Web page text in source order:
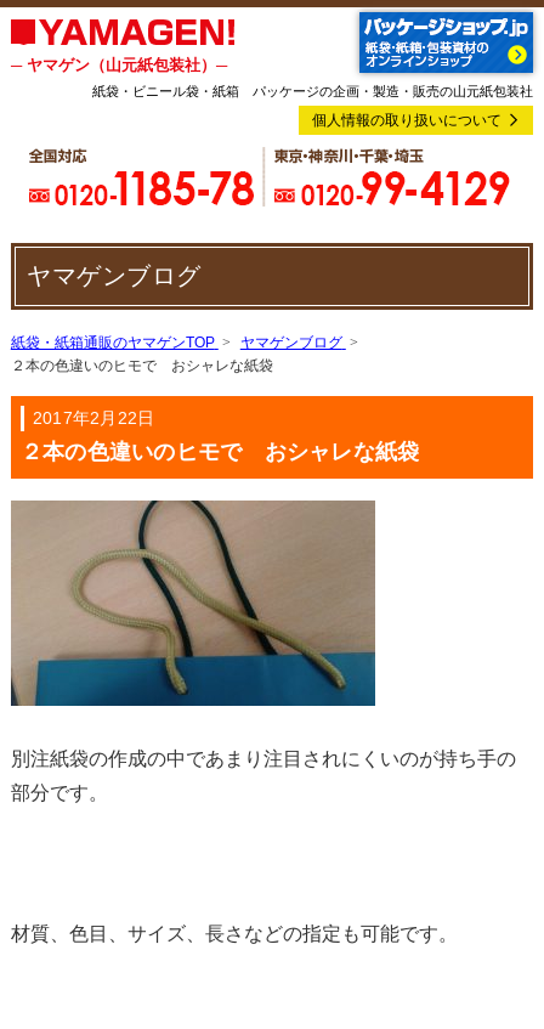
─ ヤマゲン（山元紙包装社）─
紙袋・ビニール袋・紙箱 パッケージの企画・製造・販売の山元紙包装社
個人情報の取り扱いについて
ヤマゲンブログ
紙袋・紙箱通販のヤマゲンTOP
ヤマゲンブログ
２本の色違いのヒモで おシャレな紙袋
2017年2月22日
２本の色違いのヒモで おシャレな紙袋
別注紙袋の作成の中であまり注目されにくいのが持ち手の
部分です。
材質、色目、サイズ、長さなどの指定も可能です。